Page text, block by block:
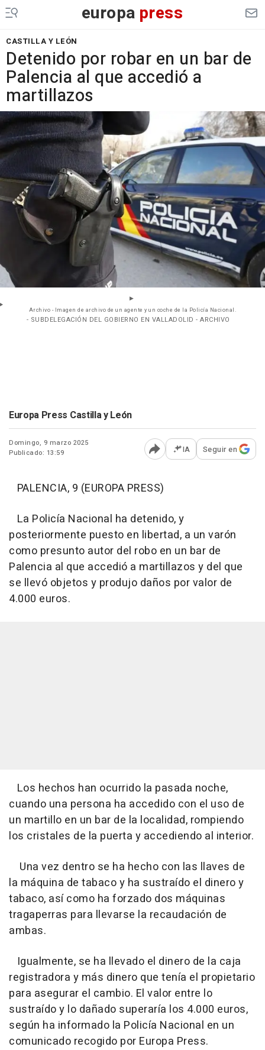
europa press
CASTILLA Y LEÓN
Detenido por robar en un bar de
Palencia al que accedió a
martillazos
Archivo - Imagen de archivo de un agente y un coche de la Policía Nacional.
- SUBDELEGACIÓN DEL GOBIERNO EN VALLADOLID - ARCHIVO
Europa Press Castilla y León
Domingo, 9 marzo 2025
Publicado: 13:59
Abrir opciones para
IA Seguir en
PALENCIA, 9 (EUROPA PRESS)
La Policía Nacional ha detenido, y
posteriormente puesto en libertad, a un varón
como presunto autor del robo en un bar de
Palencia al que accedió a martillazos y del que
se llevó objetos y produjo daños por valor de
4.000 euros.
Los hechos han ocurrido la pasada noche,
cuando una persona ha accedido con el uso de
un martillo en un bar de la localidad, rompiendo
los cristales de la puerta y accediendo al interior.
Una vez dentro se ha hecho con las llaves de
la máquina de tabaco y ha sustraído el dinero y
tabaco, así como ha forzado dos máquinas
tragaperras para llevarse la recaudación de
ambas.
Igualmente, se ha llevado el dinero de la caja
registradora y más dinero que tenía el propietario
para asegurar el cambio. El valor entre lo
sustraído y lo dañado superaría los 4.000 euros,
según ha informado la Policía Nacional en un
comunicado recogido por Europa Press.